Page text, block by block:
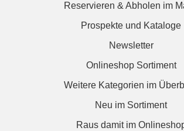
Reservieren & Abholen im
Prospekte und Kataloge
Newsletter
Onlineshop Sortiment
Weitere Kategorien im
Neu im Sortiment
Raus damit im